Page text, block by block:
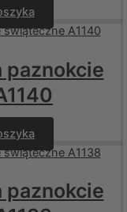
paznokcie
paznokcie